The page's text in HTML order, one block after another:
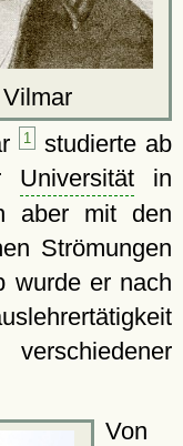
1
studierte ab
Universitätin
aber mit den
Strömungen
wurde er nach
Von